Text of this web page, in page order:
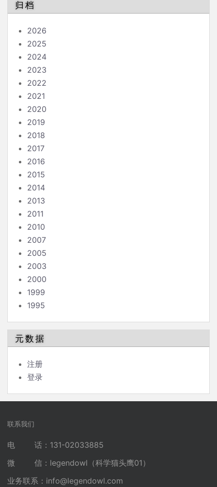
归档
2026
2025
2024
2023
2022
2021
2020
2019
2018
2017
2016
2015
2014
2013
2011
2010
2007
2005
2003
2000
1999
1995
元数据
注册
登录
联系我们
电 话：131-02033885
微 信：legendowl（科学猫头鹰01）
业务联系： info@legendowl.com